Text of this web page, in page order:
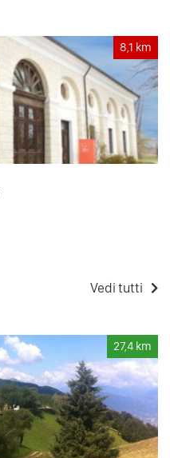
8,1 km
Vedi tutti
27,4 km